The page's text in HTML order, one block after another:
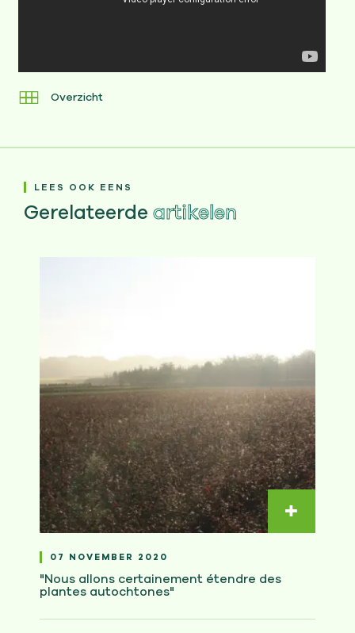
Overzicht
LEES OOK EENS
Gerelateerde artikelen
07 NOVEMBER 2020
"Nous allons certainement étendre des
plantes autochtones"